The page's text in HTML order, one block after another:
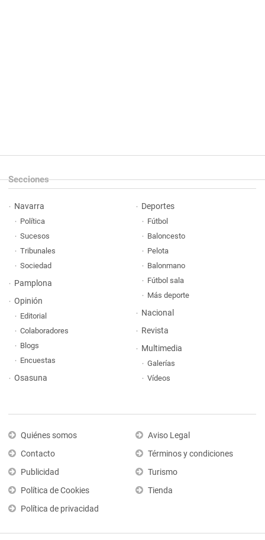
Secciones
Navarra
Política
Sucesos
Tribunales
Sociedad
Pamplona
Opinión
Editorial
Colaboradores
Blogs
Encuestas
Osasuna
Deportes
Fútbol
Baloncesto
Pelota
Balonmano
Fútbol sala
Más deporte
Nacional
Revista
Multimedia
Galerías
Vídeos
Quiénes somos
Contacto
Publicidad
Política de Cookies
Política de privacidad
Aviso Legal
Términos y condiciones
Turismo
Tienda